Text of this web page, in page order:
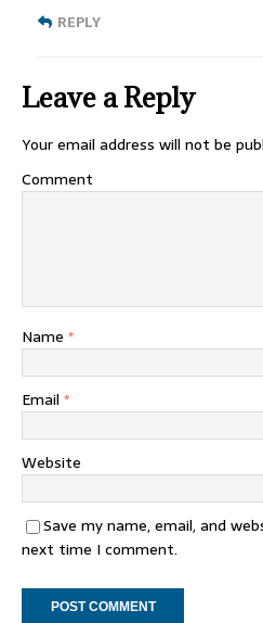
REPLY
Leave a Reply
Your email address will not be
Comment
Name *
Email *
Website
Save my name, email, and
next time I comment.